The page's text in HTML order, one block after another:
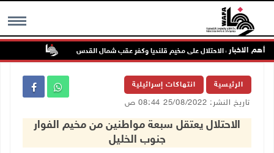
MENU أهم الاخبار
الرئيسية انتهاكات إسرائيلية
تاريخ النشر: 25/08/2022 08:44 ص
الاحتلال يعتقل سبعة مواطنين من مخيم الفوار
جنوب الخليل